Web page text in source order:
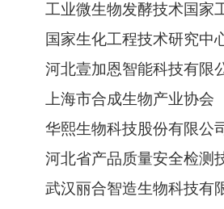
工业微生物发酵技术国家
国家生化工程技术研究中
河北壹加恩智能科技有限
上海市合成生物产业协会
华熙生物科技股份有限公
河北省产品质量安全检测
武汉丽合智造生物科技有